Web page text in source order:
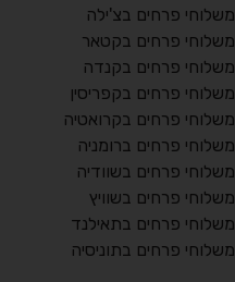
משלוחי פרחים בצ'ילה
משלוחי פרחים בקטאר
משלוחי פרחים בקנדה
משלוחי פרחים בקפריסין
משלוחי פרחים בקרואטיה
משלוחי פרחים ברומניה
משלוחי פרחים בשוודיה
משלוחי פרחים בשוויץ
משלוחי פרחים בתאילנד
משלוחי פרחים בתוניסיה